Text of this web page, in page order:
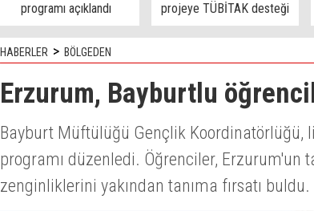
programı açıklandı
projeye TÜBİTAK desteği
HABERLER > BÖLGEDEN
Erzurum, Bayburtlu
Bayburt Müftülüğü Gençlik Koordinatörlüğü,
programı düzenledi. Öğrenciler, Erzurum'un
zenginliklerini yakından tanıma fırsatı buldu.